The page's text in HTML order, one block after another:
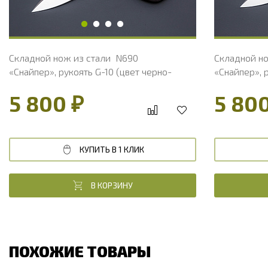
Твердость клинка, HRC
58 - 61 HRC
Складной нож из стали N690
«Снайпер», рукоять G-10 (цвет черно-
5 800 ₽
КУПИТЬ В 1 КЛИК
В КОРЗИНУ
Твердость
Складной
«Снайпер»,
5
ПОХОЖИЕ ТОВАРЫ